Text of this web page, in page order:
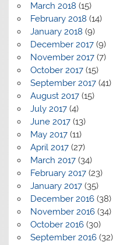
March 2018 (15)
February 2018 (14)
January 2018 (9)
December 2017(9)
November 2017(7)
October 2017(15)
September 2017(41)
August 2017(15)
July 2017(4)
June 2017(13)
May 2017(11)
April 2017(27)
March 2017(34)
February 2017(23)
January 2017(35)
December 2016(38)
November 2016(34)
October 2016(30)
September 2016(32)